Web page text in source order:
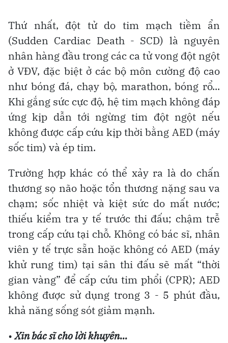
Thứ nhất, đột tử do tim mạch tiềm ẩn
(Sudden Cardiac Death - SCD) là nguyên
nhân hàng đầu trong các ca tử vong đột ngột
ở VĐV, đặc biệt ở các bộ môn cường độ cao
như bóng đá, chạy bộ, marathon, bóng rổ...
Khi gắng sức cực độ, hệ tim mạch không đáp
ứng kịp dẫn tới ngừng tim đột ngột nếu
không được cấp cứu kịp thời bằng AED (máy
sốc tim) và ép tim.
Trường hợp khác có thể xảy ra là do chấn
thương sọ não hoặc tổn thương nặng sau va
chạm; sốc nhiệt và kiệt sức do mất nước;
thiếu kiểm tra y tế trước thi đấu; chậm trễ
trong cấp cứu tại chỗ. Không có bác sĩ, nhân
viên y tế trực sẵn hoặc không có AED (máy
khử rung tim) tại sân thi đấu sẽ mất “thời
gian vàng” để cấp cứu tim phổi (CPR); AED
không được sử dụng trong 3 - 5 phút đầu,
khả năng sống sót giảm mạnh.
•Xin bác sĩ cho lời khuyên…